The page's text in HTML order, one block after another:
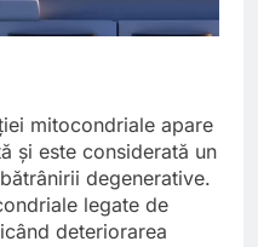
mitocondriale apare
și este considerată un
degenerative.
legate de
deteriorarea